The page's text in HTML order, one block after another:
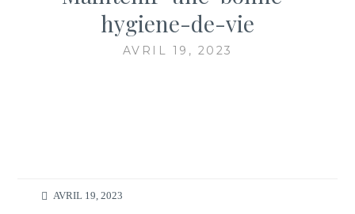
hygiene-de-vie
AVRIL 19, 2023
AVRIL 19, 2023